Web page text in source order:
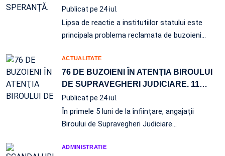
Publicat pe 24 iul.
Lipsa de reactie a institutiilor statului este
principala problema reclamata de buzoieni…
ACTUALITATE
76 DE BUZOIENI ÎN ATENŢIA BIROULUI
DE SUPRAVEGHERI JUDICIARE. 11…
Publicat pe 24 iul.
În primele 5 luni de la înfiinţare, angajaţii
Biroului de Supravegheri Judiciare…
ADMINISTRATIE